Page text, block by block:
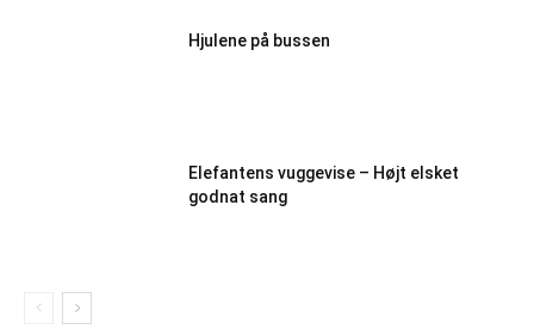
Hjulene på bussen
Elefantens vuggevise – Højt elsket
godnat sang